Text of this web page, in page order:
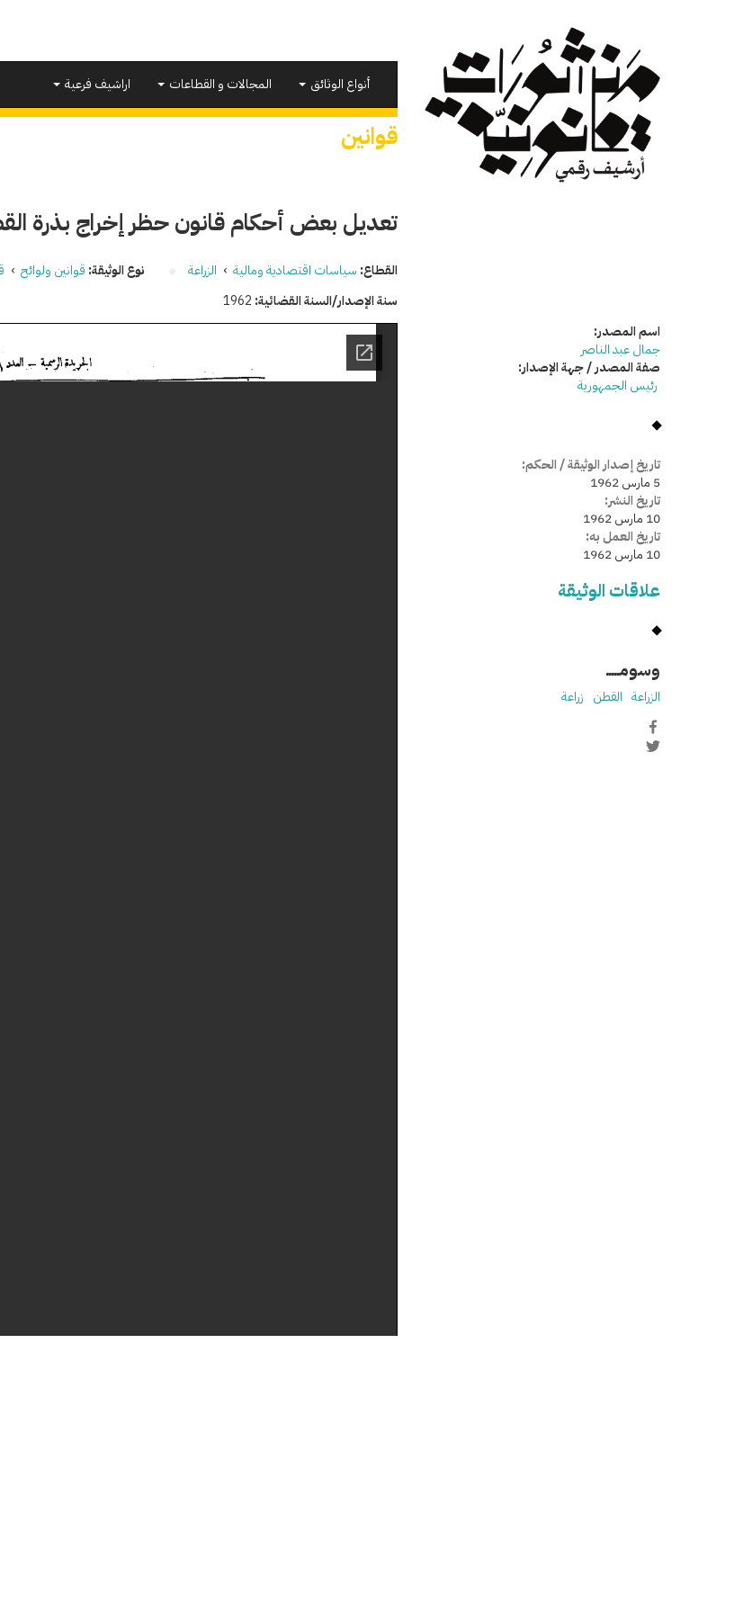
أنواع الوثائق المجالات و القطاعات اراشيف فرعية
قوانين
تعديل بعض أحكام قانون حظر إخراج بذرة
القطاع: سياسات اقتصادية ومالية › الزراعة نوع الوثيقة: قوانين ولوائح ›
سنة الإصدار/السنة القضائية: 1962
اسم المصدر:
جمال عبد الناصر
صفة المصدر / جهة الإصدار:
رئيس الجمهورية
تاريخ إصدار الوثيقة / الحكم:
5 مارس 1962
تاريخ النشر:
10 مارس 1962
تاريخ العمل به:
10 مارس 1962
علاقات الوثيقة
وسومـــــ
الزراعة القطن زراعة